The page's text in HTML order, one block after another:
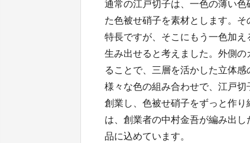
通常の江戸切子は、一色の薄い
た色被せ硝子を素材とします。
特長ですが、そこにもう一色加
生み出せると考えました。外側
ることで、三層を活かした立体感
様々な色の組み合わせで、江戸
創業し、色被せ硝子をずっと作り
は、創業者の中村金吾が編み出
品に込めています。